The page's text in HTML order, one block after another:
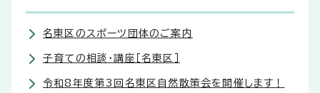
名東区のスポーツ団体のご案内
子育ての相談・講座［名東区］
令和8年度第3回名東区自然散策会を開催します！